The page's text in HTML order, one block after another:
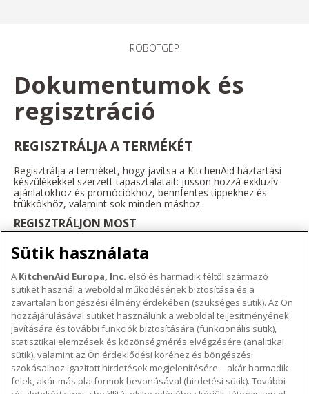
ROBOTGÉP
Dokumentumok és
regisztráció
REGISZTRÁLJA A TERMÉKÉT
Regisztrálja a terméket, hogy javítsa a KitchenAid háztartási
készülékekkel szerzett tapasztalatait: jusson hozzá exkluzív
ajánlatokhoz és promóciókhoz, bennfentes tippekhez és
trükkökhöz, valamint sok minden máshoz.
REGISZTRÁLJON MOST
A KITCHENAID MÁRKÁRÓL
A márka lényege
A márka története
ODR
TÁMOGATÁS
Hol lehet megvenni
Garancia és dokumentumok
KÖVESSEN BENNÜNKET
Sütik használata
A KitchenAid Europa, Inc. első és harmadik féltől származó
sütiket használ a weboldal működésének biztosítása és a
zavartalan böngészési élmény érdekében (szükséges sütik). Az Ön
hozzájárulásával sütiket használunk a weboldal teljesítményének
javítására és további funkciók biztosítására (funkcionális sütik),
statisztikai elemzések és közönségmérés elvégzésére (analitikai
sütik), valamint az Ön érdeklődési köréhez és böngészési
szokásaihoz igazított hirdetések megjelenítésére – akár harmadik
felek, akár más platformok bevonásával (hirdetési sütik). További